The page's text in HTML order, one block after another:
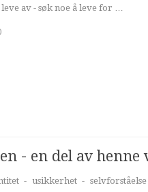
av - søk noe å leve for …
- en del av
- usikkerhet -